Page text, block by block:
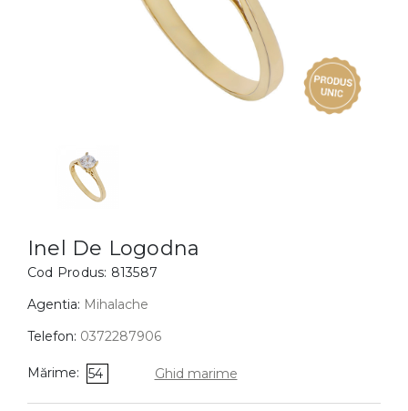
BIJUTERII COPII
Cercei
Bratari
Coliere
Lanturi
Pandantive
DIAMANTE Vezi toate
Inel De Logodna
Cod Produs: 813587
Agentia: Mihalache
Telefon: 0372287906
Mărime: 54 Ghid marime